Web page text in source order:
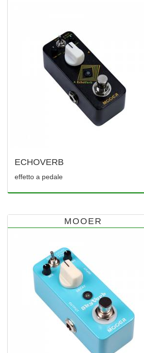
ECHOVERB
effetto a pedale
MOOER